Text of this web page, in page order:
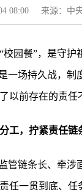
04 08:00 来源：
校园餐”，是守
一场持久战，
以前存在的责任
工，拧紧责任链
管链条长、牵
任一贯到底、任